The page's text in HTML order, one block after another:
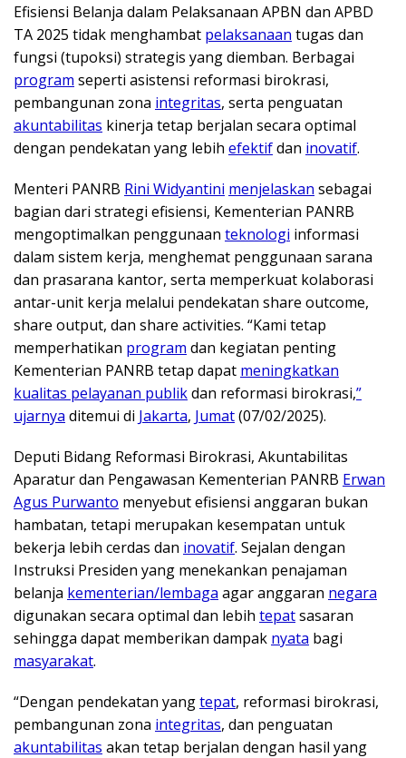
Efisiensi Belanja dalam Pelaksanaan APBN dan APBD
TA 2025 tidak menghambat pelaksanaan tugas dan
fungsi (tupoksi) strategis yang diemban. Berbagai
program seperti asistensi reformasi birokrasi,
pembangunan zona integritas, serta penguatan
akuntabilitas kinerja tetap berjalan secara optimal
dengan pendekatan yang lebih efektifdan inovatif.
Menteri PANRB Rini Widyantini menjelaskan sebagai
bagian dari strategi efisiensi, Kementerian PANRB
mengoptimalkan penggunaan teknologi informasi
dalam sistem kerja, menghemat penggunaan sarana
dan prasarana kantor, serta memperkuat kolaborasi
antar-unit kerja melalui pendekatan share outcome,
share output, dan share activities. “Kami tetap
memperhatikan program dan kegiatan penting
Kementerian PANRB tetap dapat meningkatkan
kualitas pelayanan publikdan reformasi birokrasi,”
ujarnya ditemui di Jakarta, Jumat(07/02/2025).
Deputi Bidang Reformasi Birokrasi, Akuntabilitas
Aparatur dan Pengawasan Kementerian PANRB Erwan
Agus Purwanto menyebut efisiensi anggaran bukan
hambatan, tetapi merupakan kesempatan untuk
bekerja lebih cerdas dan inovatif. Sejalan dengan
Instruksi Presiden yang menekankan penajaman
belanja kementerian/lembaga agar anggaran negara
digunakan secara optimal dan lebih tepatsasaran
sehingga dapat memberikan dampak nyata bagi
masyarakat.
“Dengan pendekatan yangtepat, reformasi birokrasi,
pembangunan zona integritas, dan penguatan
akuntabilitas akan tetap berjalan dengan hasil yang